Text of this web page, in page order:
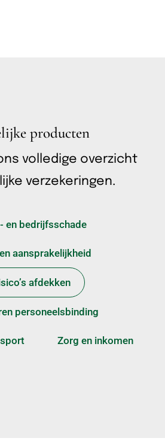
producten
volledige overzicht
verzekeringen.
en bedrijfsschade
aansprakelijkheid
afdekken
personeelsbinding
Zorg en inkomen